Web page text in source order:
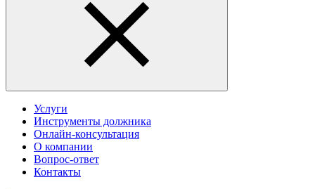
Услуги
Инструменты должника
Онлайн-консультация
О компании
Вопрос-ответ
Контакты